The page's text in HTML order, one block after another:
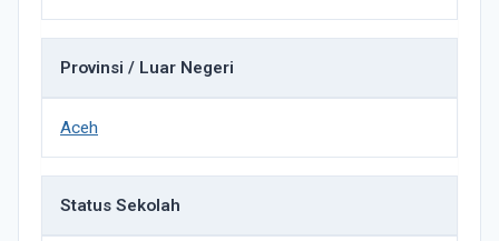
Provinsi / Luar Negeri
Aceh
Status Sekolah